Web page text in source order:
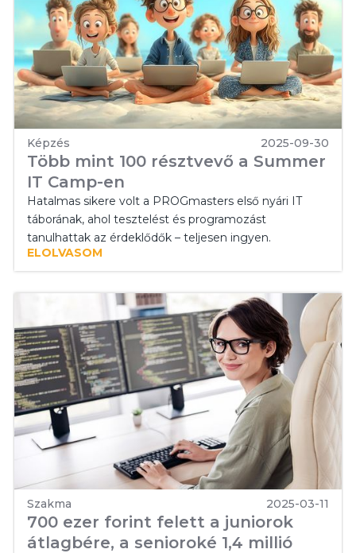
Képzés 2025-09-30
Több mint 100 résztvevő a Summer
IT Camp-en
Hatalmas sikere volt a PROGmasters első nyári IT
táborának, ahol tesztelést és programozást
tanulhattak az érdeklődők – teljesen ingyen.
ELOLVASOM
Szakma 2025-03-11
700 ezer forint felett a juniorok
átlagbére, a senioroké 1,4 millió